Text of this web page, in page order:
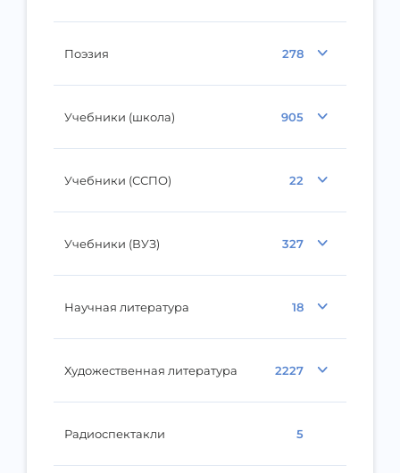
Поэзия 278
Учебники (школа) 905
Учебники (ССПО) 22
Учебники (ВУЗ) 327
Научная литература 18
Художественная литература 2227
Радиоспектакли 5